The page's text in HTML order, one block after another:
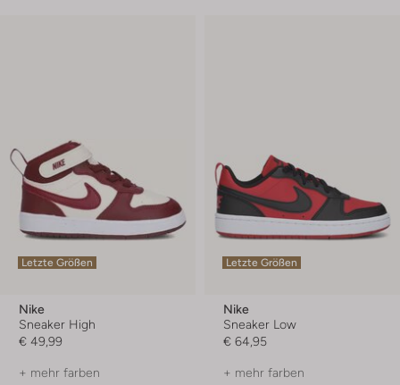
Letzte Größen
Nike
Sneaker High
€ 49,99
+ mehr farben
Letzte Größen
Nike
Sneaker Low
€ 64,95
+ mehr farben